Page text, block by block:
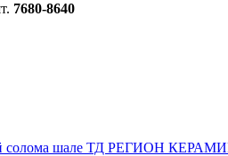
7680-8640